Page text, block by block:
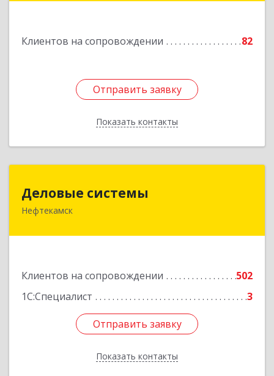
Клиентов на сопровождении 82
Отправить заявку
Показать контакты
Подробнее
Отправить заявку
Назад
Деловые системы
Нефтекамск
Клиентов на сопровождении
502
1С:Специалист
3
Отправить заявку
Показать контакты
452689, Башкортостан Респ, Нефтекамск г,
Отправить заявку
Назад